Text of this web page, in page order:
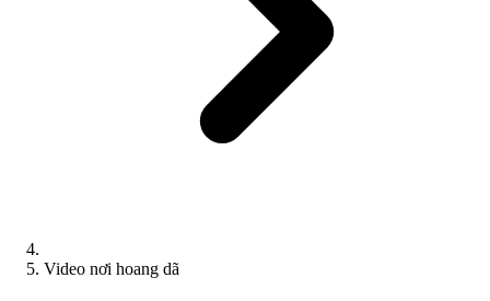
Video nơi hoang dã